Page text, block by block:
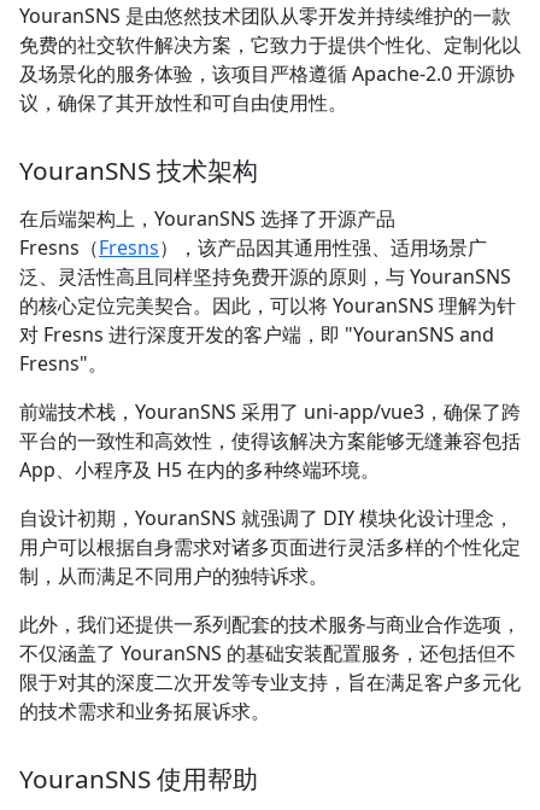
YouranSNS 是由悠然技术团队从零开发并持续维护的一款
免费的社交软件解决方案，它致力于提供个性化、定制化以
及场景化的服务体验，该项目严格遵循 Apache-2.0 开源协
议，确保了其开放性和可自由使用性。
YouranSNS 技术架构
在后端架构上，YouranSNS 选择了开源产品
Fresns（Fresns），该产品因其通用性强、适用场景广
泛、灵活性高且同样坚持免费开源的原则，与 YouranSNS
的核心定位完美契合。因此，可以将 YouranSNS 理解为针
对 Fresns 进行深度开发的客户端，即 "YouranSNS and
Fresns"。
前端技术栈，YouranSNS 采用了 uni-app/vue3，确保了跨
平台的一致性和高效性，使得该解决方案能够无缝兼容包括
App、小程序及 H5 在内的多种终端环境。
自设计初期，YouranSNS 就强调了 DIY 模块化设计理念，
用户可以根据自身需求对诸多页面进行灵活多样的个性化定
制，从而满足不同用户的独特诉求。
此外，我们还提供一系列配套的技术服务与商业合作选项，
不仅涵盖了 YouranSNS 的基础安装配置服务，还包括但不
限于对其的深度二次开发等专业支持，旨在满足客户多元化
的技术需求和业务拓展诉求。
YouranSNS 使用帮助